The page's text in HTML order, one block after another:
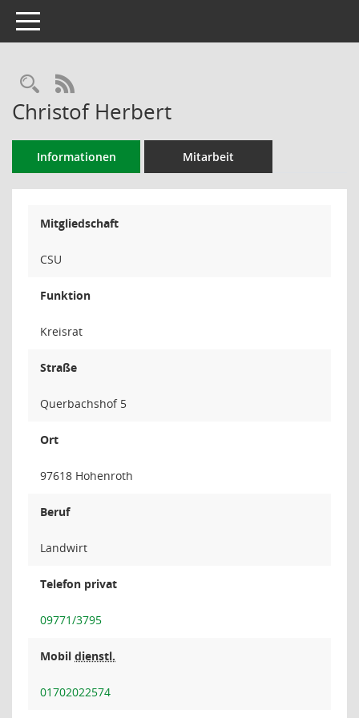
Toggle navigation
Rechercheauswahl
RSS-Feed
Christof Herbert
Informationen Mitarbeit
Mitgliedschaft
CSU
Funktion
Kreisrat
Straße
Querbachshof 5
Ort
97618 Hohenroth
Beruf
Landwirt
Telefon privat
09771/3795
Mobil dienstl.
01702022574